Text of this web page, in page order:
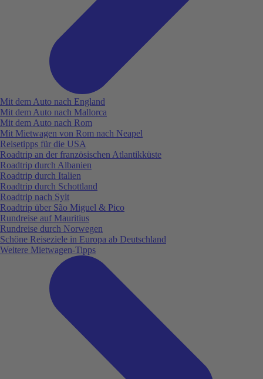
Mit dem Auto nach England
Mit dem Auto nach Mallorca
Mit dem Auto nach Rom
Mit Mietwagen von Rom nach Neapel
Reisetipps für die USA
Roadtrip an der französischen Atlantikküste
Roadtrip durch Albanien
Roadtrip durch Italien
Roadtrip durch Schottland
Roadtrip nach Sylt
Roadtrip über São Miguel & Pico
Rundreise auf Mauritius
Rundreise durch Norwegen
Schöne Reiseziele in Europa ab Deutschland
Weitere Mietwagen-Tipps